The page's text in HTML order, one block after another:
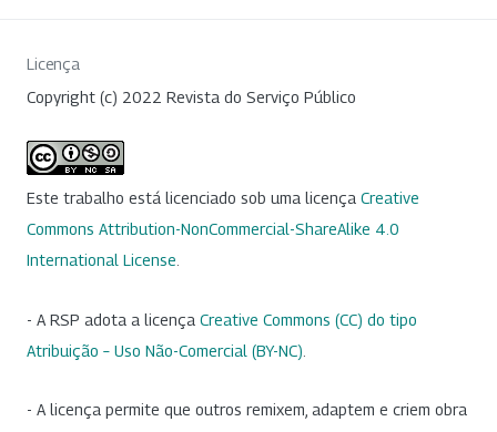
Licença
Copyright (c) 2022 Revista do Serviço Público
Este trabalho está licenciado sob uma licença Creative
Commons Attribution-NonCommercial-ShareAlike 4.0
International License
- A RSP adota a licença Creative Commons (CC) do tipo
Atribuição – Uso Não-Comercial (BY-NC)
- A licença permite que outros remixem, adaptem e criem obra